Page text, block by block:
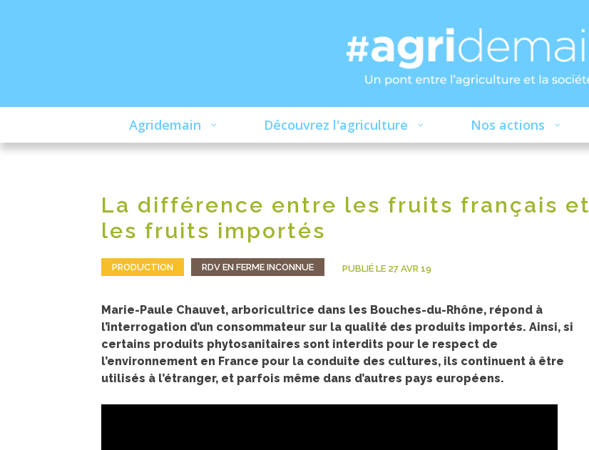
Agridemain Découvrez l'agriculture Nos actions
La différence entre les fruits français et
les fruits importés
PRODUCTION RDV EN FERME INCONNUE PUBLIÉ LE 27 AVR 19
Marie-Paule Chauvet, arboricultrice dans les Bouches-du-Rhône, répond à
l’interrogation d’un consommateur sur la qualité des produits importés. Ainsi, si
certains produits phytosanitaires sont interdits pour le respect de
l’environnement en France pour la conduite des cultures, ils continuent à être
utilisés à l’étranger, et parfois même dans d’autres pays européens.